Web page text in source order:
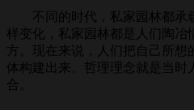
不同的时代，私家园林都承
样变化，私家园林都是人们陶冶
方。现在来说，人们把自己所想
体构建出来。哲理理念就是当时
合。